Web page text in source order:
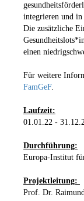
integrieren und in
Die zusätzliche
einen
Für weitere
FamGeF.
Laufzeit:
01.01.22 -
Durchführung:
Europa-Institut
Projektleitung:
Prof. Dr.